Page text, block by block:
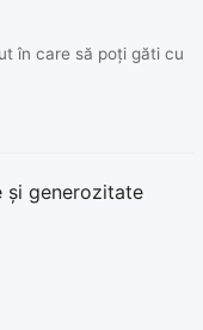
în care să poți găti cu